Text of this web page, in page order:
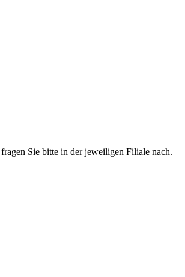
Sie bitte in der jeweiligen Filiale nach.